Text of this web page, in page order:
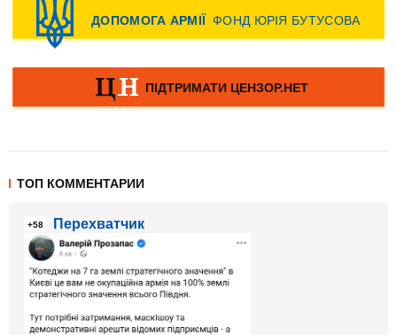
ТОП КОММЕНТАРИИ
+58 Перехватчик